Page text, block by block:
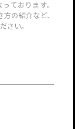
ております。
の紹介など、
さい。